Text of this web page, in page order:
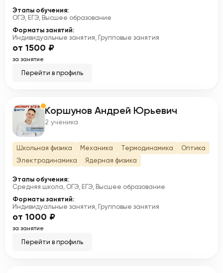
Этапы обучения:
ОГЭ, ЕГЭ, Высшее образование
Форматы занятий:
Индивидуальные занятия, Групповые занятия
от 1500 ₽
за занятие
Перейти в профиль
К Коршунов Андрей Юрьевич
2 ученика
Школьная физика Механика Термодинамика
Оптика
Электродинамика
Ядерная физика
Этапы обучения:
Средняя школа, ОГЭ, ЕГЭ, Высшее образование
Форматы занятий:
Индивидуальные занятия, Групповые занятия
от 1000 ₽
за занятие
Перейти в профиль